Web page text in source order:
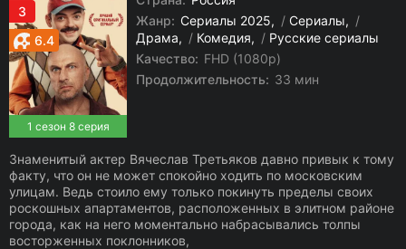
3
1 сезон 8 серия
6.4
Жанр: Сериалы 2025 / Сериалы
/
Драма
/ Комедия / Русские сериалы
Качество: FHD (1080p)
Продолжительность: 33 мин
Знаменитый актер Вячеслав Третьяков давно привык к тому
факту, что он не может спокойно ходить по московским
улицам. Ведь стоило ему только покинуть пределы своих
роскошных апартаментов, расположенных в элитном районе
города, как на него моментально набрасывались толпы
восторженных поклонников,